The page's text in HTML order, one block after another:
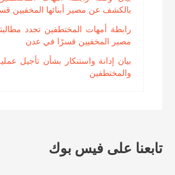
بالكشف عن مصير أبنائها المخفيين
رابطة أمهات المختطفين تجدد
مصير المخفيين قسرًا في عدن
بيان إدانة واستنكار بشأن تأجيل
والمختطفين
تابعنا على فيس بوك